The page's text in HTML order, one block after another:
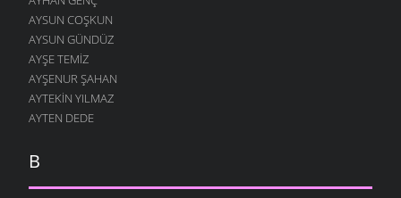
AYSUN COŞKUN
AYSUN GÜNDÜZ
AYŞE TEMIZ
AYŞENUR ŞAHAN
AYTEKIN YILMAZ
AYTEN DEDE
B